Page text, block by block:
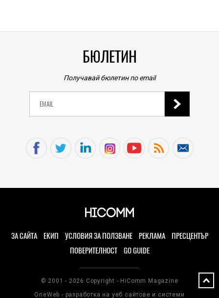
БЮЛЕТИН
Получавай бюлетин по email
ЗА САЙТА ЕКИП УСЛОВИЯ ЗА ПОЛЗВАНЕ РЕКЛАМА
ПРЕСЦЕНТЪР
ПОВЕРИТЕЛНОСТ
GO GUIDE
© 2001 - 2026 Copyright - HiComm Magazine
OneWeb - разработка на уеб сайтове и системи